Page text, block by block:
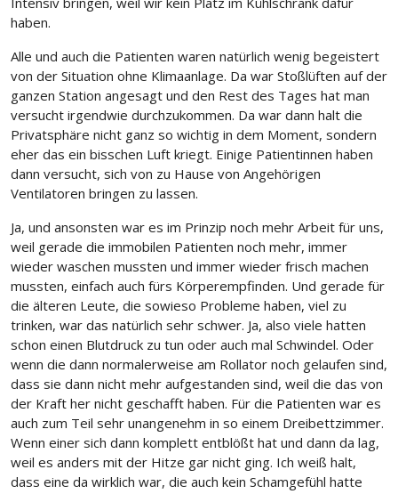
haben.
Alle und auch die Patienten waren natürlich wenig begeistert
von der Situation ohne Klimaanlage. Da war Stoßlüften auf der
ganzen Station angesagt und den Rest des Tages hat man
versucht irgendwie durchzukommen. Da war dann halt die
Privatsphäre nicht ganz so wichtig in dem Moment, sondern
eher das ein bisschen Luft kriegt. Einige Patientinnen haben
dann versucht, sich von zu Hause von Angehörigen
Ventilatoren bringen zu lassen.
Ja, und ansonsten war es im Prinzip noch mehr Arbeit für uns,
weil gerade die immobilen Patienten noch mehr, immer
wieder waschen mussten und immer wieder frisch machen
mussten, einfach auch fürs Körperempfinden. Und gerade für
die älteren Leute, die sowieso Probleme haben, viel zu
trinken, war das natürlich sehr schwer. Ja, also viele hatten
schon einen Blutdruck zu tun oder auch mal Schwindel. Oder
wenn die dann normalerweise am Rollator noch gelaufen sind,
dass sie dann nicht mehr aufgestanden sind, weil die das von
der Kraft her nicht geschafft haben. Für die Patienten war es
auch zum Teil sehr unangenehm in so einem Dreibettzimmer.
Wenn einer sich dann komplett entblößt hat und dann da lag,
weil es anders mit der Hitze gar nicht ging. Ich weiß halt,
dass eine da wirklich war, die auch kein Schamgefühl hatte